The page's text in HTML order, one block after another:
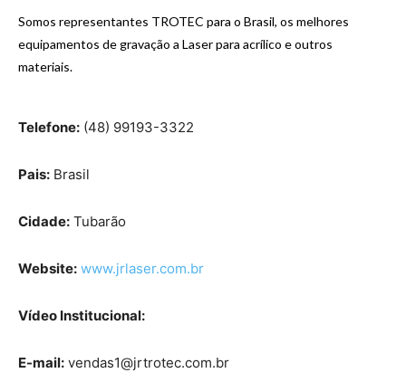
Somos representantes TROTEC para o Brasil, os melhores
equipamentos de gravação a Laser para acrílico e outros
materiais.
Telefone: (48) 99193-3322
Pais: Brasil
Cidade: Tubarão
Website: www.jrlaser.com.br
Vídeo Institucional:
E-mail: vendas1@jrtrotec.com.br